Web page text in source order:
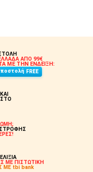
ΑΠΟ 99€
ΜΕ ΤΗΝ ΕΝΔΕΙΞΗ:
FREE
ΜΕ ΠΙΣΤΩΤΙΚΗ
ΜΕ tbi bank